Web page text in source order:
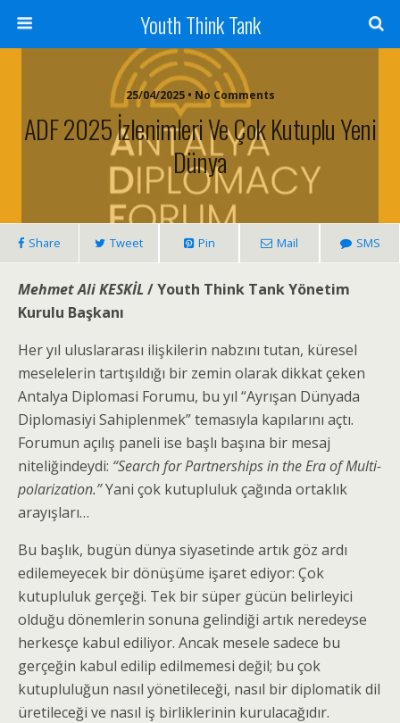
Youth Think Tank
25/04/2025 • No Comments
ADF 2025 İzlenimleri Ve Çok Kutuplu Yeni
Dünya
Share Tweet Pin Mail SMS
Mehmet Ali KESKİL / Youth Think Tank Yönetim
Kurulu Başkanı
Her yıl uluslararası ilişkilerin nabzını tutan, küresel
meselelerin tartışıldığı bir zemin olarak dikkat çeken
Antalya Diplomasi Forumu, bu yıl “Ayrışan Dünyada
Diplomasiyi Sahiplenmek” temasıyla kapılarını açtı.
Forumun açılış paneli ise başlı başına bir mesaj
niteliğindeydi: “Search for Partnerships in the Era of Multi-
polarization.”Yani çok kutupluluk çağında ortaklık
arayışları…
Bu başlık, bugün dünya siyasetinde artık göz ardı
edilemeyecek bir dönüşüme işaret ediyor: Çok
kutupluluk gerçeği. Tek bir süper gücün belirleyici
olduğu dönemlerin sonuna gelindiği artık neredeyse
herkesçe kabul ediliyor. Ancak mesele sadece bu
gerçeğin kabul edilip edilmemesi değil; bu çok
kutupluluğun nasıl yönetileceği, nasıl bir diplomatik dil
üretileceği ve nasıl iş birliklerinin kurulacağıdır.